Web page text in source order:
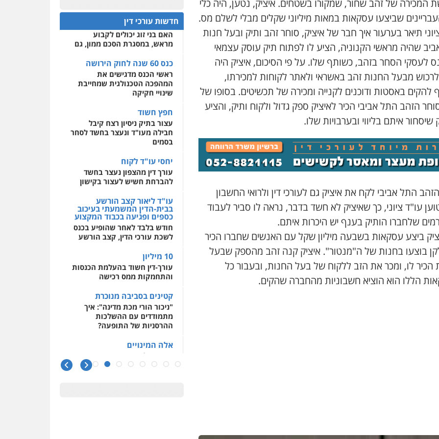
המכירה של זהב שחור, שמקורו בשטחים. איציק, נטען, היה כלי
שביצעו עסקאות במאות מיליוני שקלים מבלי לשלם מס.
תיאר בערעור איך חבר של איציק, סוחר זהב ותיק ובעל חנות
שהיה מראשי הקנוניה, הציע לו לפתוח תיק עוסק עצמאי
לעסקי הסחר בזהב, כשותף שלו. על פי הסיכום, איציק היה
מבעל החנות זהב באשראי ולאתר לקוחות למכירתו,
להקים באסטות ודוכנים לקנייה ומכירה של תכשיטים. בסופו של
הזהב התל אביבי הכיר לאיציק ספק גדול ולקוח ותיק, והציע
שיסחור איתם בליווי ובערבויות שלו.
התל אביבי לקח את איציק גם לעורכי דין ולרואי החשבון
עו"ד ציוני, כך שאיציק לא חשד בדבר, נראה לו סביר לעבוד
שלחברו הותיק בענף יש היכרות איתם.
ביצע עסקאות בשבעה מיליון שקל עם האנשים שחברו הכיר
בוצעו בחנות של ה"מנטור". איציק קנה זהב מהספק שבעל
הכיר לו, ומכר את הזב ללקוח של בעל החנות, ובעבור כל
הללו הוא הוציא חשבוניות מהחברה שהקים.
0522508109
אחסון אתרים
מהירות הגנה גיבוי
לעורכי דין
מרכז התחלה חדשה
שירותים מקצועיים לעורכי
דין
0544500346
חדשות עורכי דין
המתח שבין חוק יחסי ממון
לבין חוק הירושה
האם בני זוג יכולים לקבוע
מראש, במסגרת הסכם ממון, גם
כנס 60 שנה לחוק הירושה
ראשי הכנס מדגישים את
המהפכה הטכנולגית שמחייבת
שינויי חקיקה
חפץ חשוד
עצור בתיק ניסיון רצח קיבל
חבילה מעו"ד ונעצר בחשד לסחר
בסמים
יחסי עו"ד לקוח
עורך דין מהצפון נעצר בחשד
להברחת חשיש לעצור בקישון
עו"ד ליאור קצב הורשע
בבית-הדין המשמעתי בעיכוב
כספים ופגיעה בכבוד המקצוע
חודש בלבד לאחר שהופיע בכנס
לשכת עורכי הדין, קצב הורשע
10 מיליון
עורך-דין חשוד בהעלמת הכנסות
והתחמקות ממס רכישה
קטינים בסביבה מנוכרת
"ניכור הורי מכת מדינה": איך
מתמודדים עם ההשלכות
ההרסניות של התופעה?
אלה המינויים
הוועדה לבחירת שופטים בחרה
26 שופטים ורשמים נוספים